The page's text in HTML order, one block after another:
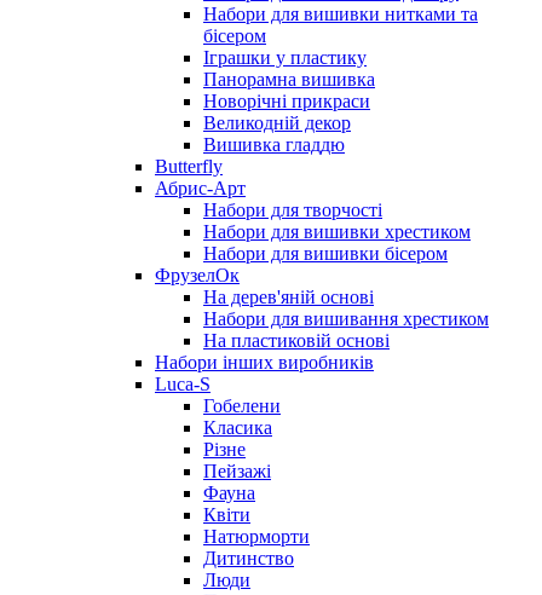
Набори для вишивки нитками та
бісером
Іграшки у пластику
Панорамна вишивка
Новорічні прикраси
Великодній декор
Вишивка гладдю
Butterfly
Абрис-Арт
Набори для творчості
Набори для вишивки хрестиком
Набори для вишивки бісером
ФрузелОк
На дерев'яній основі
Набори для вишивання хрестиком
На пластиковій основі
Набори інших виробників
Luca-S
Гобелени
Класика
Різне
Пейзажі
Фауна
Квіти
Натюрморти
Дитинство
Люди